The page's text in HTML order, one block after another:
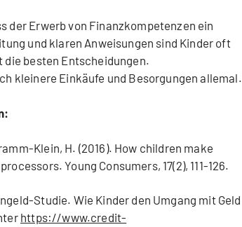
der Erwerb von Finanzkompetenzen ein
und klaren Anweisungen sind Kinder oft
besten Entscheidungen.
kleinere Einkäufe und Besorgungen allemal.
Klein, H. (2016). How children make
Young Consumers, 17(2), 111-126.
Studie. Wie Kinder den Umgang mit Geld
https://www.credit-